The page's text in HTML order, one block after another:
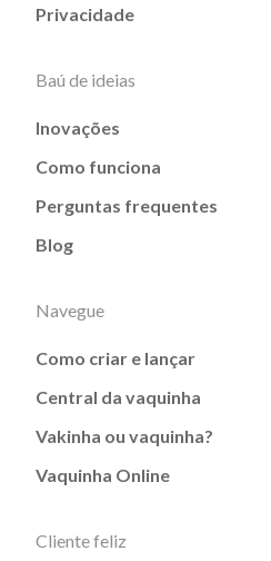
Privacidade
Baú de ideias
Inovações
Como funciona
Perguntas frequentes
Blog
Navegue
Como criar e lançar
Central da vaquinha
Vakinha ou vaquinha?
Vaquinha Online
Cliente feliz